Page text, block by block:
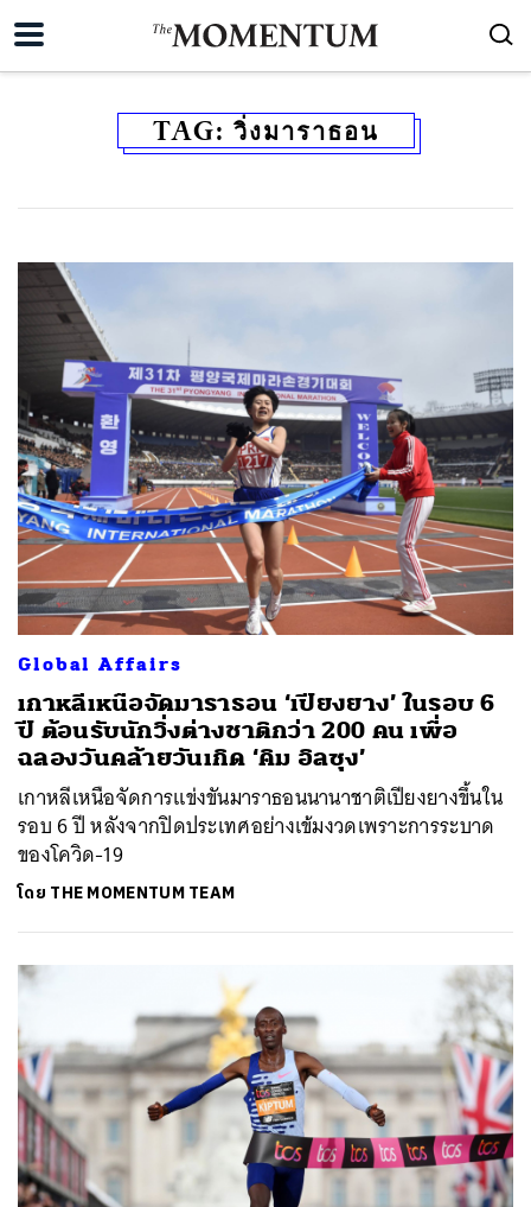
TAG: วิ่งมาราธอน
Global Affairs
เกาหลีเหนือจัดมาราธอน ‘เปียงยาง’ ในรอบ 6
ปี ต้อนรับนักวิ่งต่างชาติกว่า 200 คน เพื่อ
ฉลองวันคล้ายวันเกิด ‘คิม อิลซุง’
เกาหลีเหนือจัดการแข่งขันมาราธอนนานาชาติเปียงยางขึ้นใน
รอบ 6 ปี หลังจากปิดประเทศอย่างเข้มงวดเพราะการระบาด
ของโควิด-19
โดย THE MOMENTUM TEAM